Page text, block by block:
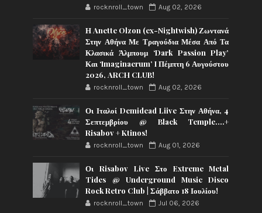
rocknroll_town Aug 02, 2026
Η Anette Olzon (ex-Nightwish) Ζωντανά
Στην Αθήνα Με Τραγούδια Μέσα Από Τα
Κλασικά Άλμπουμ ‘Dark Passion Play’
Και ‘Imaginaerum’ I Πέμπτη 6 Αυγούστου
2026, ARCH CLUB!
rocknroll_town Aug 02, 2026
Οι Ιταλοί Demidead Liive Στην Αθήνα, 4
Σεπτεμβρίου @ Black Temple….+
Risabov + Ktinos!
rocknroll_town Aug 01, 2026
Οι Risabov Live Στο Extreme Metal
Tides @ Underground Music Disco
Rock Retro Club | Σάββατο 18 Ιουλίου!
rocknroll_town Jul 06, 2026